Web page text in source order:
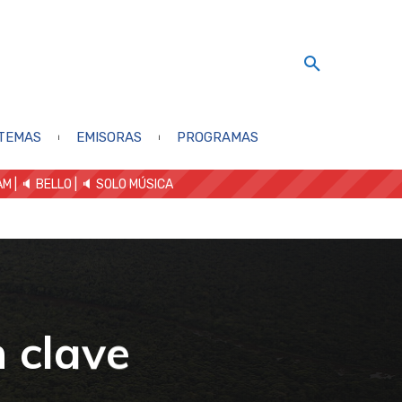
EMISORAS PROGRAMAS
| 🔈 BELLO 🔈 SOLO MÚSICA
clave